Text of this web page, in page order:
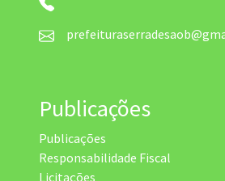
Publicações
Publicações
Responsabilidade Fiscal
Licitações